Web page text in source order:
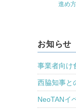
進め
お知らせ
事業者向け
西脇知事と
NeoTANイ